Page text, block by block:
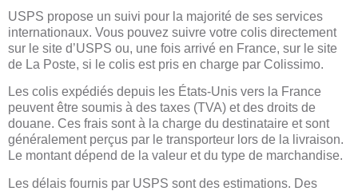
USPS propose un suivi pour la majorité de ses services
internationaux. Vous pouvez suivre votre colis directement
sur le site d’USPS ou, une fois arrivé en France, sur le site
de La Poste, si le colis est pris en charge par Colissimo.
Les colis expédiés depuis les États-Unis vers la France
peuvent être soumis à des taxes (TVA) et des droits de
douane. Ces frais sont à la charge du destinataire et sont
généralement perçus par le transporteur lors de la livraison.
Le montant dépend de la valeur et du type de marchandise.
Les délais fournis par USPS sont des estimations. Des